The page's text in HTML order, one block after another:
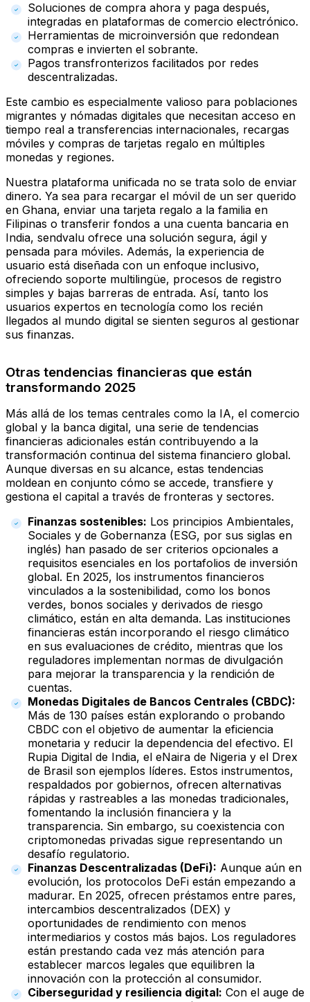
Soluciones de compra ahora y paga después,
integradas en plataformas de comercio electrónico.
Herramientas de microinversión que redondean
compras e invierten el sobrante.
Pagos transfronterizos facilitados por redes
descentralizadas.
Este cambio es especialmente valioso para poblaciones
migrantes y nómadas digitales que necesitan acceso en
tiempo real a transferencias internacionales, recargas
móviles y compras de tarjetas regalo en múltiples
monedas y regiones.
Nuestra plataforma unificada no se trata solo de enviar
dinero. Ya sea para recargar el móvil de un ser querido
en Ghana, enviar una tarjeta regalo a la familia en
Filipinas o transferir fondos a una cuenta bancaria en
India, sendvalu ofrece una solución segura, ágil y
pensada para móviles. Además, la experiencia de
usuario está diseñada con un enfoque inclusivo,
ofreciendo soporte multilingüe, procesos de registro
simples y bajas barreras de entrada. Así, tanto los
usuarios expertos en tecnología como los recién
llegados al mundo digital se sienten seguros al gestionar
sus finanzas.
Otras tendencias financieras que están
transformando 2025
Más allá de los temas centrales como la IA, el comercio
global y la banca digital, una serie de tendencias
financieras adicionales están contribuyendo a la
transformación continua del sistema financiero global.
Aunque diversas en su alcance, estas tendencias
moldean en conjunto cómo se accede, transfiere y
gestiona el capital a través de fronteras y sectores.
Finanzas sostenibles: Los principios Ambientales,
Sociales y de Gobernanza (ESG, por sus siglas en
inglés) han pasado de ser criterios opcionales a
requisitos esenciales en los portafolios de inversión
global. En 2025, los instrumentos financieros
vinculados a la sostenibilidad, como los bonos
verdes, bonos sociales y derivados de riesgo
climático, están en alta demanda. Las instituciones
financieras están incorporando el riesgo climático
en sus evaluaciones de crédito, mientras que los
reguladores implementan normas de divulgación
para mejorar la transparencia y la rendición de
cuentas.
Monedas Digitales de Bancos Centrales (CBDC):
Más de 130 países están explorando o probando
CBDC con el objetivo de aumentar la eficiencia
monetaria y reducir la dependencia del efectivo. El
Rupia Digital de India, el eNaira de Nigeria y el Drex
de Brasil son ejemplos líderes. Estos instrumentos,
respaldados por gobiernos, ofrecen alternativas
rápidas y rastreables a las monedas tradicionales,
fomentando la inclusión financiera y la
transparencia. Sin embargo, su coexistencia con
criptomonedas privadas sigue representando un
desafío regulatorio.
Finanzas Descentralizadas (DeFi): Aunque aún en
evolución, los protocolos DeFi están empezando a
madurar. En 2025, ofrecen préstamos entre pares,
intercambios descentralizados (DEX) y
oportunidades de rendimiento con menos
intermediarios y costos más bajos. Los reguladores
están prestando cada vez más atención para
establecer marcos legales que equilibren la
innovación con la protección al consumidor.
Ciberseguridad y resiliencia digital: Con el auge de